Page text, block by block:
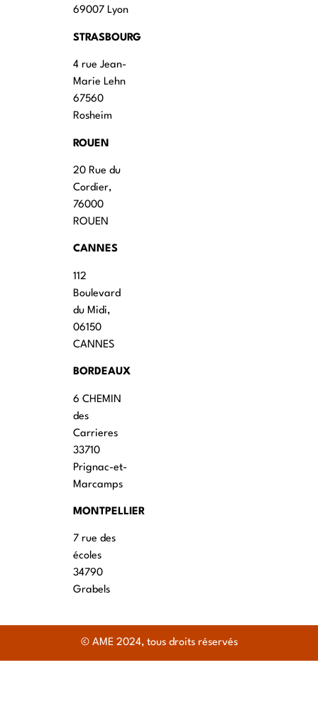
69007 Lyon
STRASBOURG
4 rue Jean-
Marie Lehn
67560
Rosheim
ROUEN
20 Rue du
Cordier,
76000
ROUEN
CANNES
112
Boulevard
du Midi,
06150
CANNES
BORDEAUX
6 CHEMIN
des
Carrieres
33710
Prignac-et-
Marcamps
MONTPELLIER
7 rue des
écoles
34790
Grabels
© AME 2024, tous droits réservés